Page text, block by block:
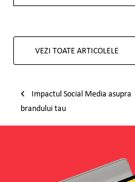
VEZI TOATE ARTICOLELE
Impactul Social Media asupra
brandului tau